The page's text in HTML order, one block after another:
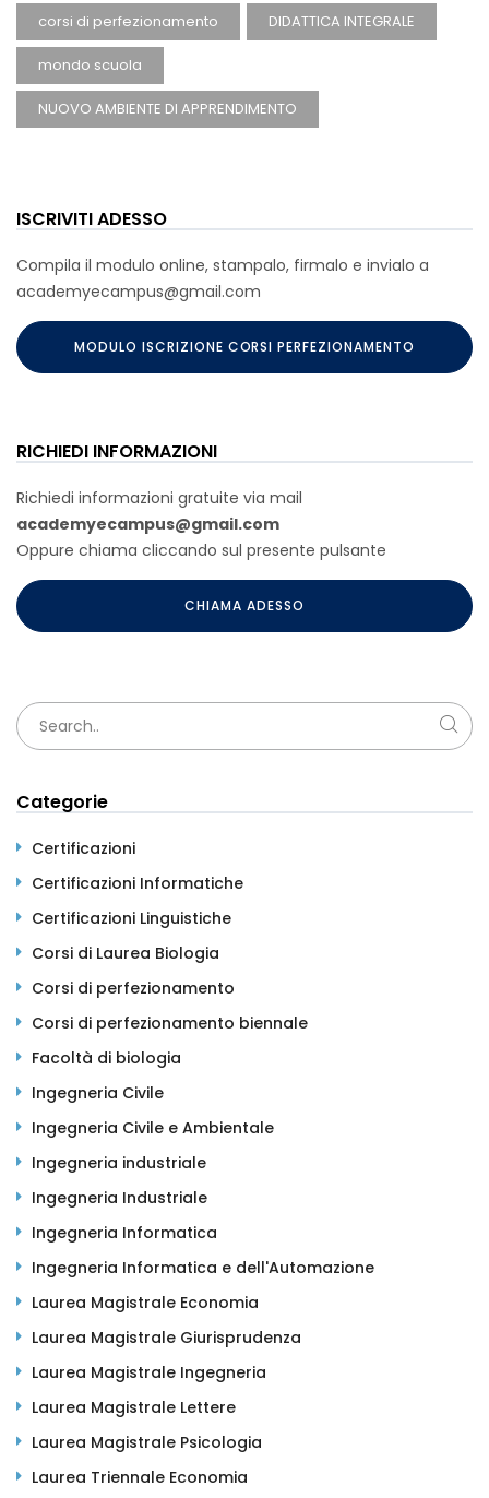
corsi di perfezionamento DIDATTICA INTEGRALE
mondo scuola
NUOVO AMBIENTE DI APPRENDIMENTO
ISCRIVITI ADESSO
Compila il modulo online, stampalo, firmalo e invialo a
academyecampus@gmail.com
MODULO ISCRIZIONE CORSI PERFEZIONAMENTO
RICHIEDI INFORMAZIONI
Richiedi informazioni gratuite via mail
academyecampus@gmail.com
Oppure chiama cliccando sul presente pulsante
CHIAMA ADESSO
Categorie
Certificazioni
Certificazioni Informatiche
Certificazioni Linguistiche
Corsi di Laurea Biologia
Corsi di perfezionamento
Corsi di perfezionamento biennale
Facoltà di biologia
Ingegneria Civile
Ingegneria Civile e Ambientale
Ingegneria industriale
Ingegneria Industriale
Ingegneria Informatica
Ingegneria Informatica e dell'Automazione
Laurea Magistrale Economia
Laurea Magistrale Giurisprudenza
Laurea Magistrale Ingegneria
Laurea Magistrale Lettere
Laurea Magistrale Psicologia
Laurea Triennale Economia